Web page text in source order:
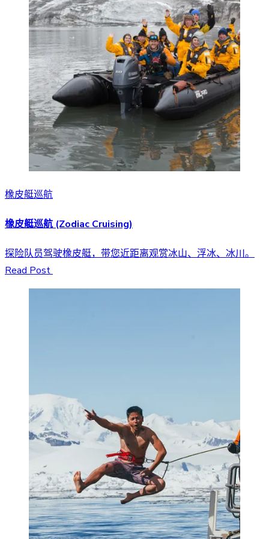
橡皮艇巡航
橡皮艇巡航 (Zodiac Cruising)
探险队员驾驶橡皮艇，带您近距离观赏冰山、浮冰、冰川。
Read Post